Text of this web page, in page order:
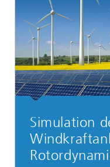
Simulation